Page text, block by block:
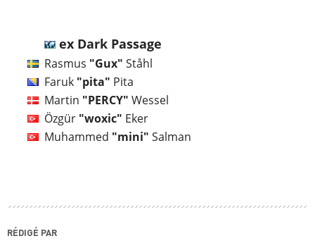
ex Dark Passage
Rasmus "Gux" Ståhl
Faruk "pita" Pita
Martin "PERCY" Wessel
Özgür "woxic" Eker
Muhammed "mini" Salman
RÉDIGÉ PAR